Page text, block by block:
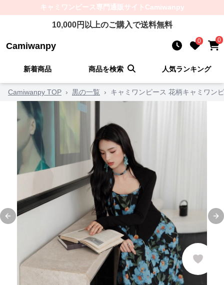
キャミワンピース専門通販サイト Camiwanpy
10,000円以上のご購入で送料無料
Camiwanpy 0 0
新着商品 商品を検索 人気ランキング
Camiwanpy TOP › 黒の一覧 › キャミワンピース 花柄キャミワン
Previous slide